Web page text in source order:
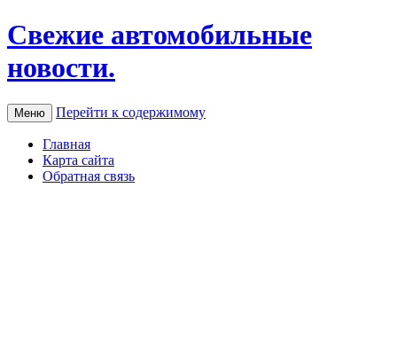
Свежие автомобильные
новости.
Меню Перейти к содержимому
Главная
Карта сайта
Обратная связь